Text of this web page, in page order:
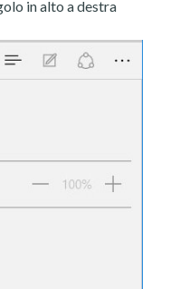
in alto a destra